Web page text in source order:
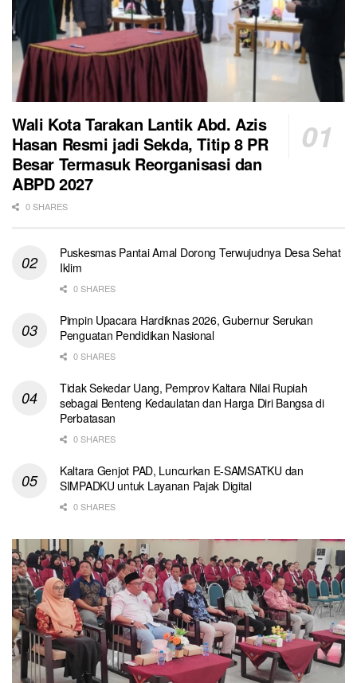
Wali Kota Tarakan Lantik Abd. Azis
Hasan Resmi jadi Sekda, Titip 8 PR
Besar Termasuk Reorganisasi dan
ABPD 2027
0 SHARES
Puskesmas Pantai Amal Dorong Terwujudnya Desa Sehat
Iklim
0 SHARES
Pimpin Upacara Hardiknas 2026, Gubernur Serukan
Penguatan Pendidikan Nasional
0 SHARES
Tidak Sekedar Uang, Pemprov Kaltara Nilai Rupiah
sebagai Benteng Kedaulatan dan Harga Diri Bangsa di
Perbatasan
0 SHARES
Kaltara Genjot PAD, Luncurkan E-SAMSATKU dan
SIMPADKU untuk Layanan Pajak Digital
0 SHARES